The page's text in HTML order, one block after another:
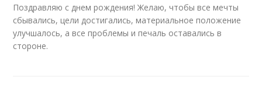
Поздравляю с днем рождения! Желаю, чтобы все мечты
сбывались, цели достигались, материальное положение
улучшалось, а все проблемы и печаль оставались в
стороне.